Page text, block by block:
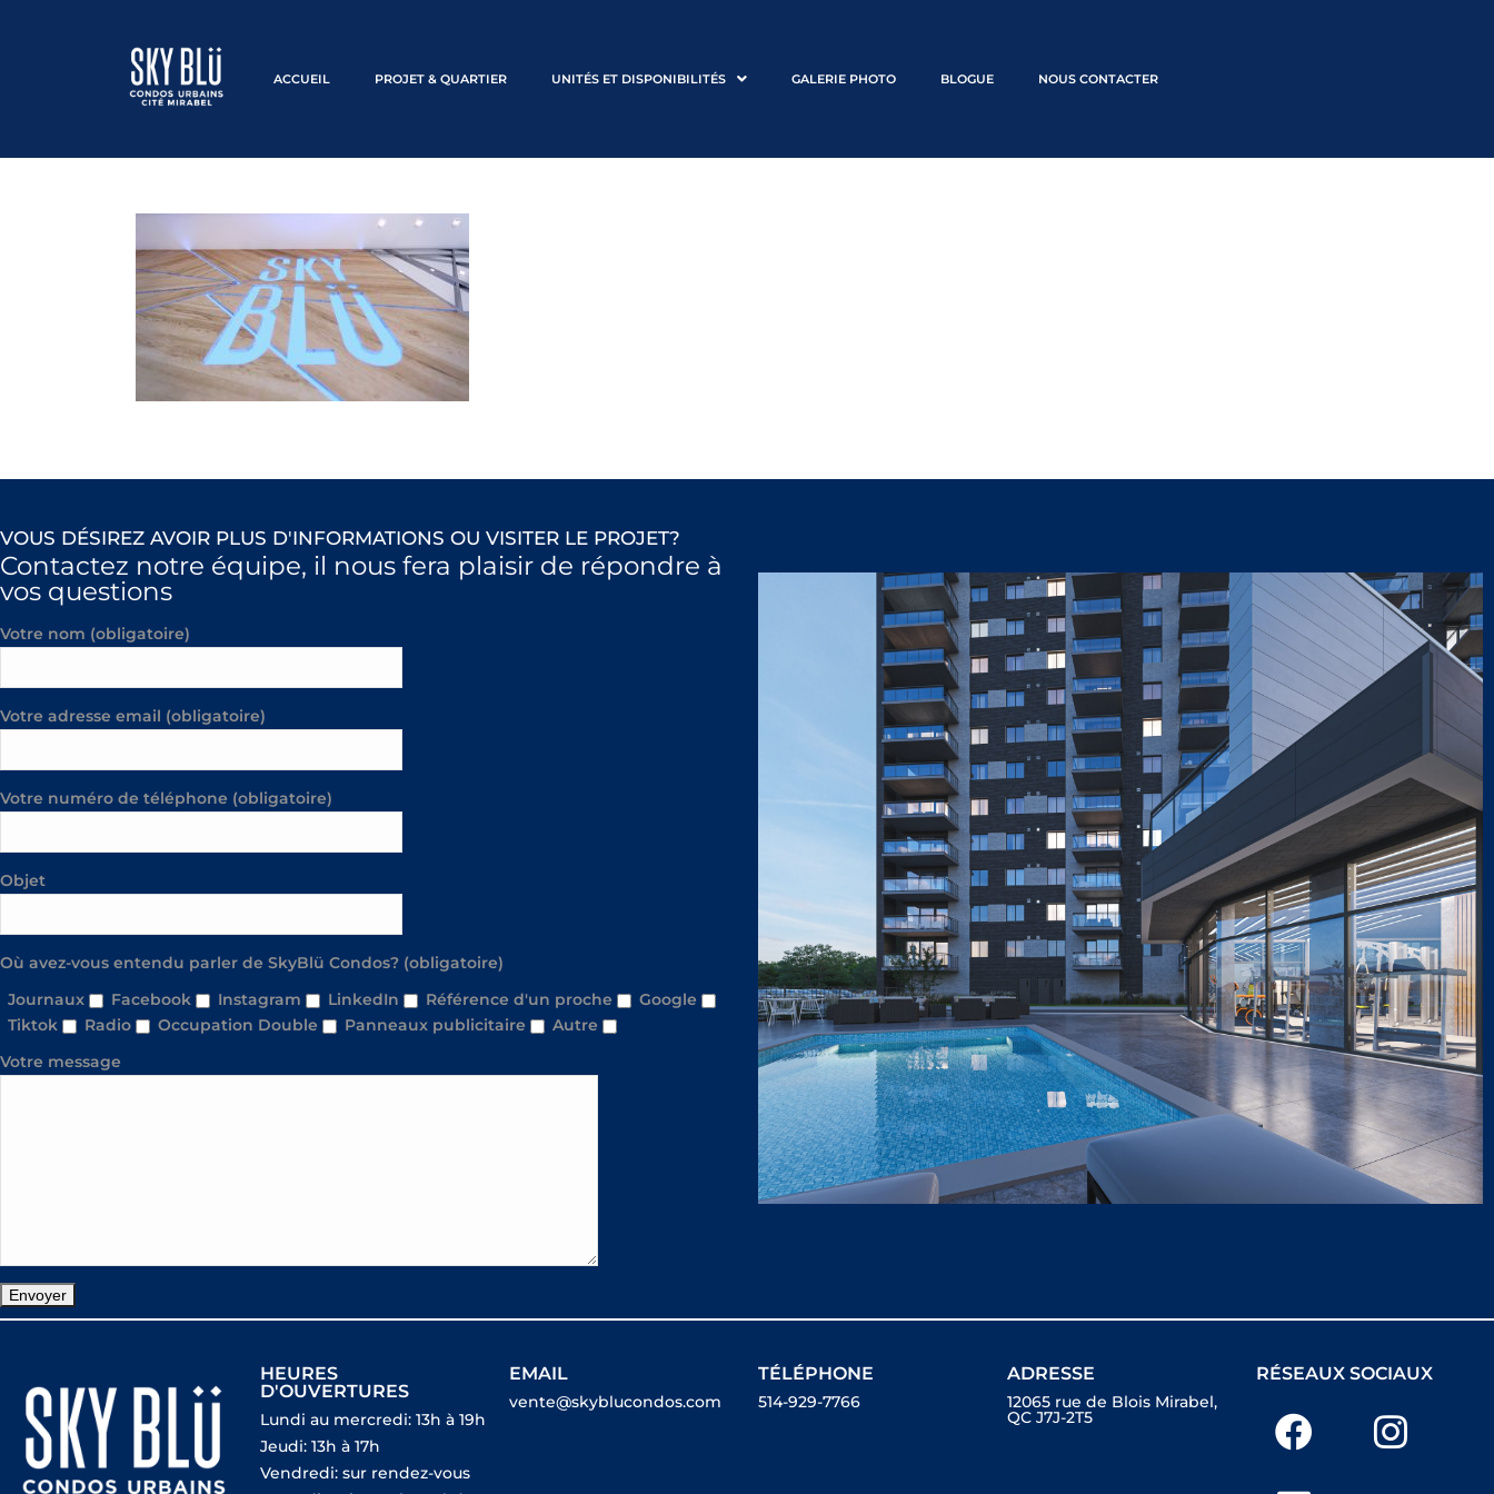
ACCUEIL PROJET & QUARTIER UNITÉS ET DISPONIBILITÉS GALERIE PHOTO BLOGUE NOUS CONTACTER
VOUS DÉSIREZ AVOIR PLUS D'INFORMATIONS OU VISITER LE PROJET?
Contactez notre équipe, il nous fera plaisir de répondre à
vos questions
Votre nom (obligatoire)
Votre adresse email (obligatoire)
Votre numéro de téléphone (obligatoire)
Objet
Où avez-vous entendu parler de SkyBlü Condos? (obligatoire)
Journaux
Facebook Instagram LinkedIn Référence d'un proche
Google
Tiktok
Radio Occupation Double Panneaux publicitaire
Autre
Votre message
HEURES
D'OUVERTURES
Lundi au mercredi: 13h à 19h
Jeudi: 13h à 17h
Vendredi: sur rendez-vous
EMAIL
vente@skyblucondos.com
TÉLÉPHONE
514-929-7766
ADRESSE
12065 rue de Blois Mirabel,
QC J7J-2T5
RÉSEAUX SOCIAUX